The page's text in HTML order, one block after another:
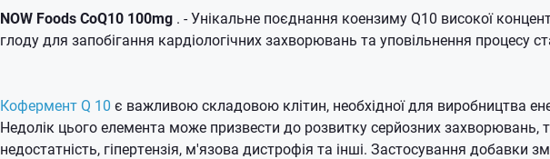
NOW Foods CoQ10 100mg . - Унікальне поєднання коензиму Q10 високої
глоду для запобігання кардіологічних захворювань та уповільнення процесу
Кофермент Q 10 є важливою складовою клітин, необхідної для виробництва
Недолік цього елемента може призвести до розвитку серйозних захворювань,
недостатність, гіпертензія, м'язова дистрофія та інші. Застосування добавки